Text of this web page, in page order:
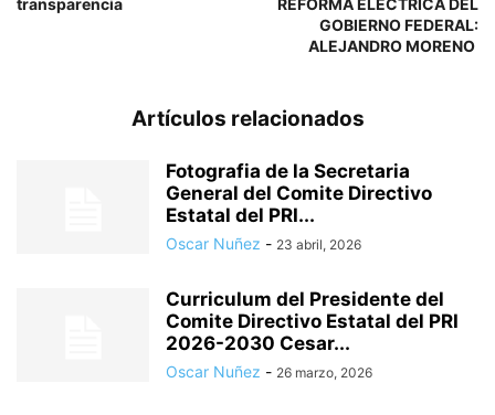
transparencia
REFORMA ELÉCTRICA DEL
GOBIERNO FEDERAL:
ALEJANDRO MORENO
Artículos relacionados
Fotografia de la Secretaria
General del Comite Directivo
Estatal del PRI...
Oscar Nuñez - 23 abril, 2026
Curriculum del Presidente del
Comite Directivo Estatal del PRI
2026-2030 Cesar...
Oscar Nuñez - 26 marzo, 2026